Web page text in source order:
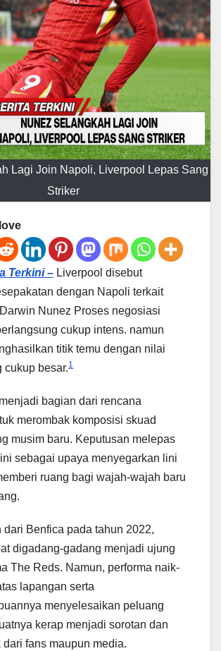
Lagi Join Napoli, Liverpool Lepas Sang
Striker
Terkini – Liverpool disebut
dengan Napoli terkait
Nunez Proses negosiasi
cukup intens. namun
titik temu dengan nilai
cukup besar.1
bagian dari rencana
merombak komposisi skuad
musim baru. Keputusan melepas
sebagai upaya menyegarkan lini
ruang bagi wajah-wajah baru
dari Benfica pada tahun 2022,
digadang-gadang menjadi ujung
The Reds. Namun, performa naik-
lapangan serta
menyelesaikan peluang
kerap menjadi sorotan dan
dari fans maupun media.